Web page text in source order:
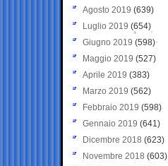
Agosto 2019 (639)
Luglio 2019 (654)
Giugno 2019 (598)
Maggio 2019 (527)
Aprile 2019 (383)
Marzo 2019 (562)
Febbraio 2019 (598)
Gennaio 2019 (641)
Dicembre 2018 (623)
Novembre 2018 (603)